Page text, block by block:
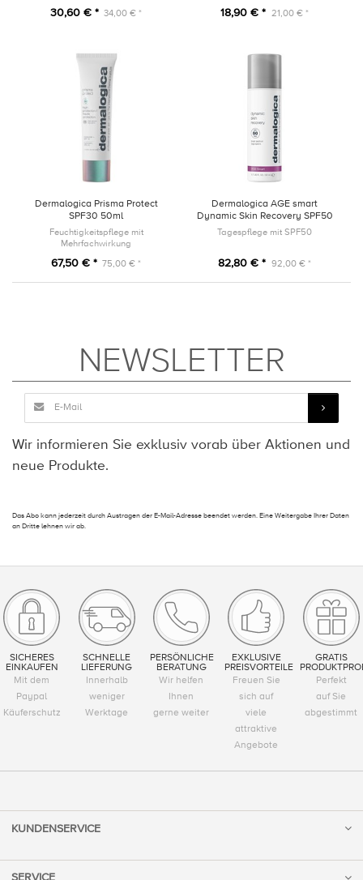
30,60 € * 34,00 € * 18,90 € * 21,00 € *
Dermalogica Prisma Protect
SPF30 50ml
Feuchtigkeitspflege mit
Mehrfachwirkung
67,50 € * 75,00 € *
Dermalogica AGE smart
Dynamic Skin Recovery SPF50
Tagespflege mit SPF50
82,80 € * 92,00 € *
NEWSLETTER
Wir informieren Sie exklusiv vorab über Aktionen und
neue Produkte.
Das Abo kann jederzeit durch Austragen der E-Mail-Adresse beendet werden. Eine Weitergabe Ihrer Daten
an Dritte lehnen wir ab.
SICHERES
EINKAUFEN
Mit dem
Paypal
Käuferschutz
SCHNELLE
LIEFERUNG
Innerhalb
weniger
Werktage
PERSÖNLICHE
BERATUNG
Wir helfen
Ihnen
gerne weiter
EXKLUSIVE
PREISVORTEILE
Freuen Sie
sich auf
viele
attraktive
Angebote
GRATIS
Perfekt
auf Sie
abgestimmt
KUNDENSERVICE